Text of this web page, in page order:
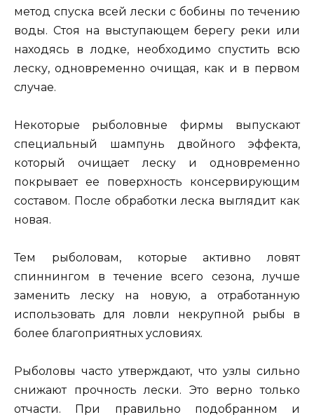
метод спуска всей лески с бобины по течению
воды. Стоя на выступающем берегу реки или
находясь в лодке, необходимо спустить всю
леску, одновременно очищая, как и в первом
случае.
Некоторые рыболовные фирмы выпускают
специальный шампунь двойного эффекта,
который очищает леску и одновременно
покрывает ее поверхность консервирующим
составом. После обработки леска выглядит как
новая.
Тем рыболовам, которые активно ловят
спиннингом в течение всего сезона, лучше
заменить леску на новую, а отработанную
использовать для ловли некрупной рыбы в
более благоприятных условиях.
Рыболовы часто утверждают, что узлы сильно
снижают прочность лески. Это верно только
отчасти. При правильно подобранном и